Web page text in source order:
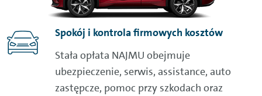
Spokój i kontrola firmowych kosztów
Stała opłata NAJMU obejmuje
ubezpieczenie, serwis, assistance, auto
zastępcze, pomoc przy szkodach oraz